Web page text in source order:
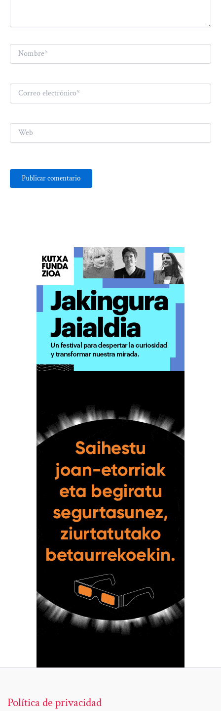
Nombre*
Correo
electrónico*
Web
Política de privacidad